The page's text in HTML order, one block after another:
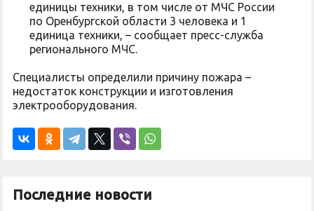
единицы техники, в том числе от МЧС России
по Оренбургской области 3 человека и 1
единица техники, – сообщает пресс-служба
регионального МЧС.
Специалисты определили причину пожара –
недостаток конструкции и изготовления
электрооборудования.
Последние новости